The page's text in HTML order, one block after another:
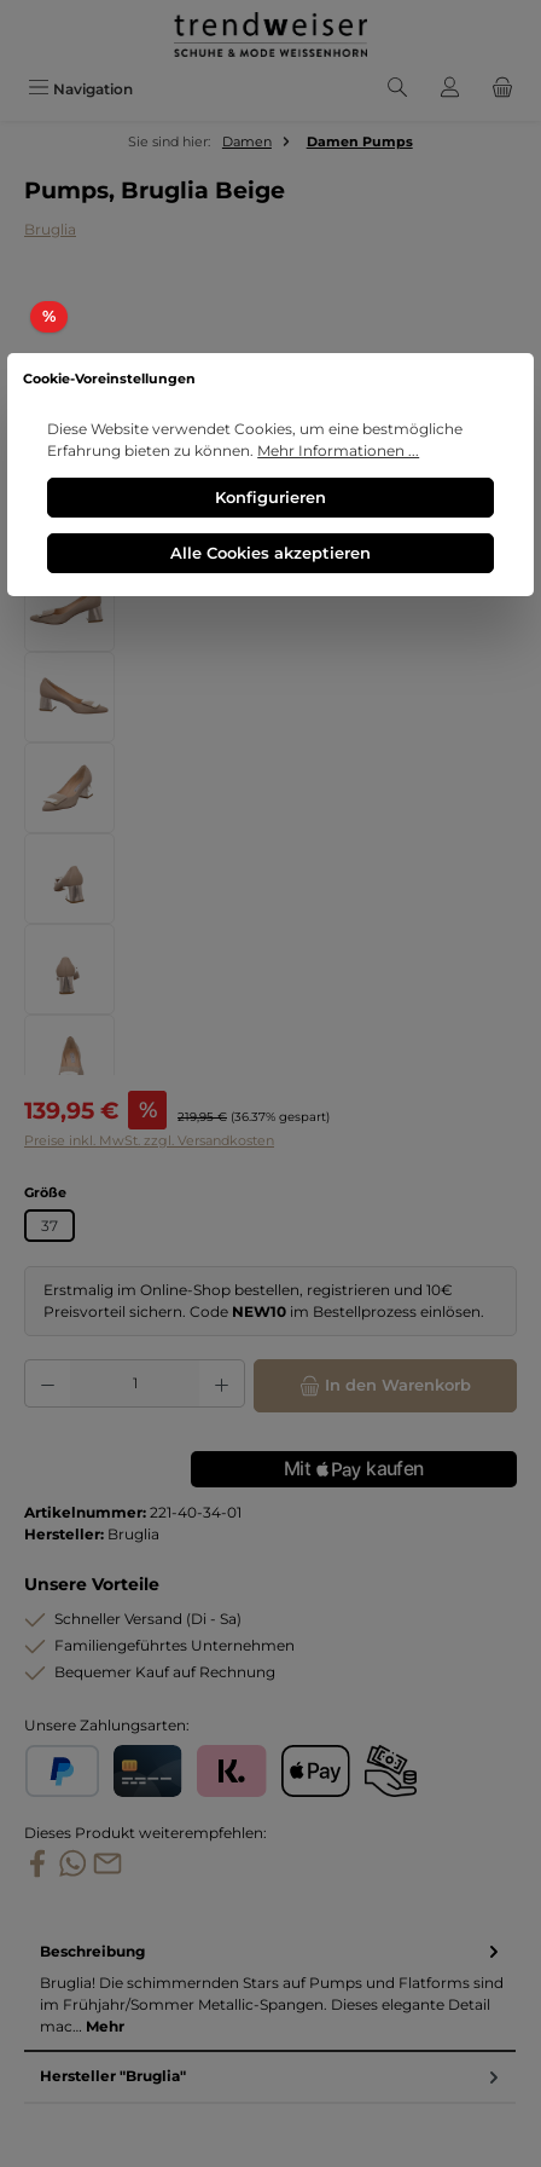
Zum Hauptinhalt springen
Navigation
Sie sind hier: Damen Damen Pumps
Pumps, Bruglia Beige
Bruglia
Bildergalerie überspringen
%Rabatt
Verkaufspreis:
139,95 € % Regulärer Preis:
219,95 € (36.37% gespart)
Preise inkl. MwSt. zzgl. Versandkosten
Größeauswählen
37
Erstmalig im Online-Shop bestellen, registrieren und 10€
Preisvorteil sichern. Code NEW10 im Bestellprozess einlösen.
Produkt Anzahl: Gib den gewünschten Wert ein oder benutze die
In den Warenkorb
Artikelnummer: 221-40-34-01
Hersteller: Bruglia
Unsere Vorteile
Schneller Versand (Di - Sa)
Familiengeführtes Unternehmen
Bequemer Kauf auf Rechnung
Unsere Zahlungsarten:
Dieses Produkt weiterempfehlen:
Beschreibung
Bruglia! Die schimmernden Stars auf Pumps und Flatforms sind
im Frühjahr/Sommer Metallic-Spangen. Dieses elegante Detail
mac… Mehr
Hersteller "Bruglia"
Cookie-Voreinstellungen
Diese Website verwendet Cookies, um eine bestmögliche
Erfahrung bieten zu können. Mehr Informationen ...
Konfigurieren
Alle Cookies akzeptieren